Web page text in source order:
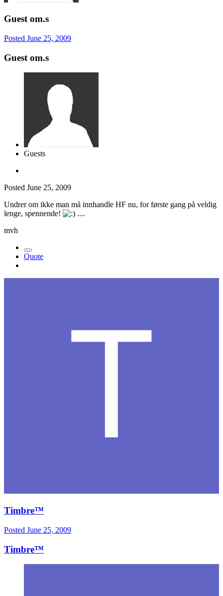
Guest om.s
Posted June 25, 2009
Guest om.s
Guests
Posted June 25, 2009
Undrer om ikke man må innhandle HF nu, for første gang på veldig
lenge, spennende!
....
mvh
Quote
Timbre™
Posted June 25, 2009
Timbre™